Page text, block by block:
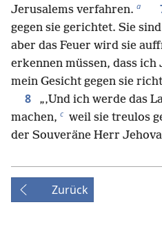
Jerusalems verfahren. a
gegen sie gerichtet. Sie
aber das Feuer wird sie
erkennen müssen, dass
mein Gesicht gegen sie
8
„‚Und ich werde das
machen, c weil sie treulos
der Souveräne Herr
Zurück